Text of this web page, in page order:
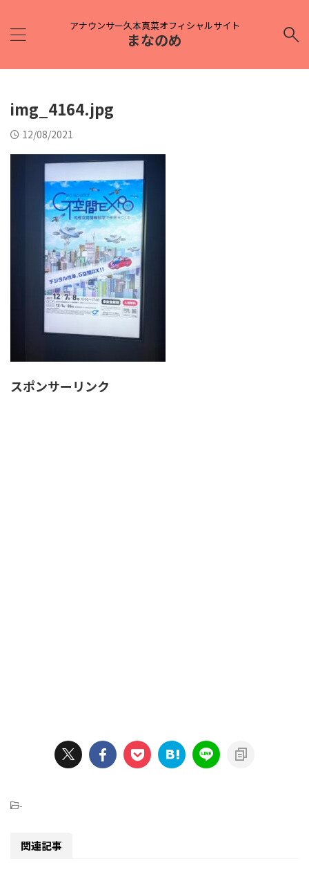
アナウンサー久本真菜オフィシャルサイト
まなのめ
img_4164.jpg
12/08/2021
スポンサーリンク
-
関連記事